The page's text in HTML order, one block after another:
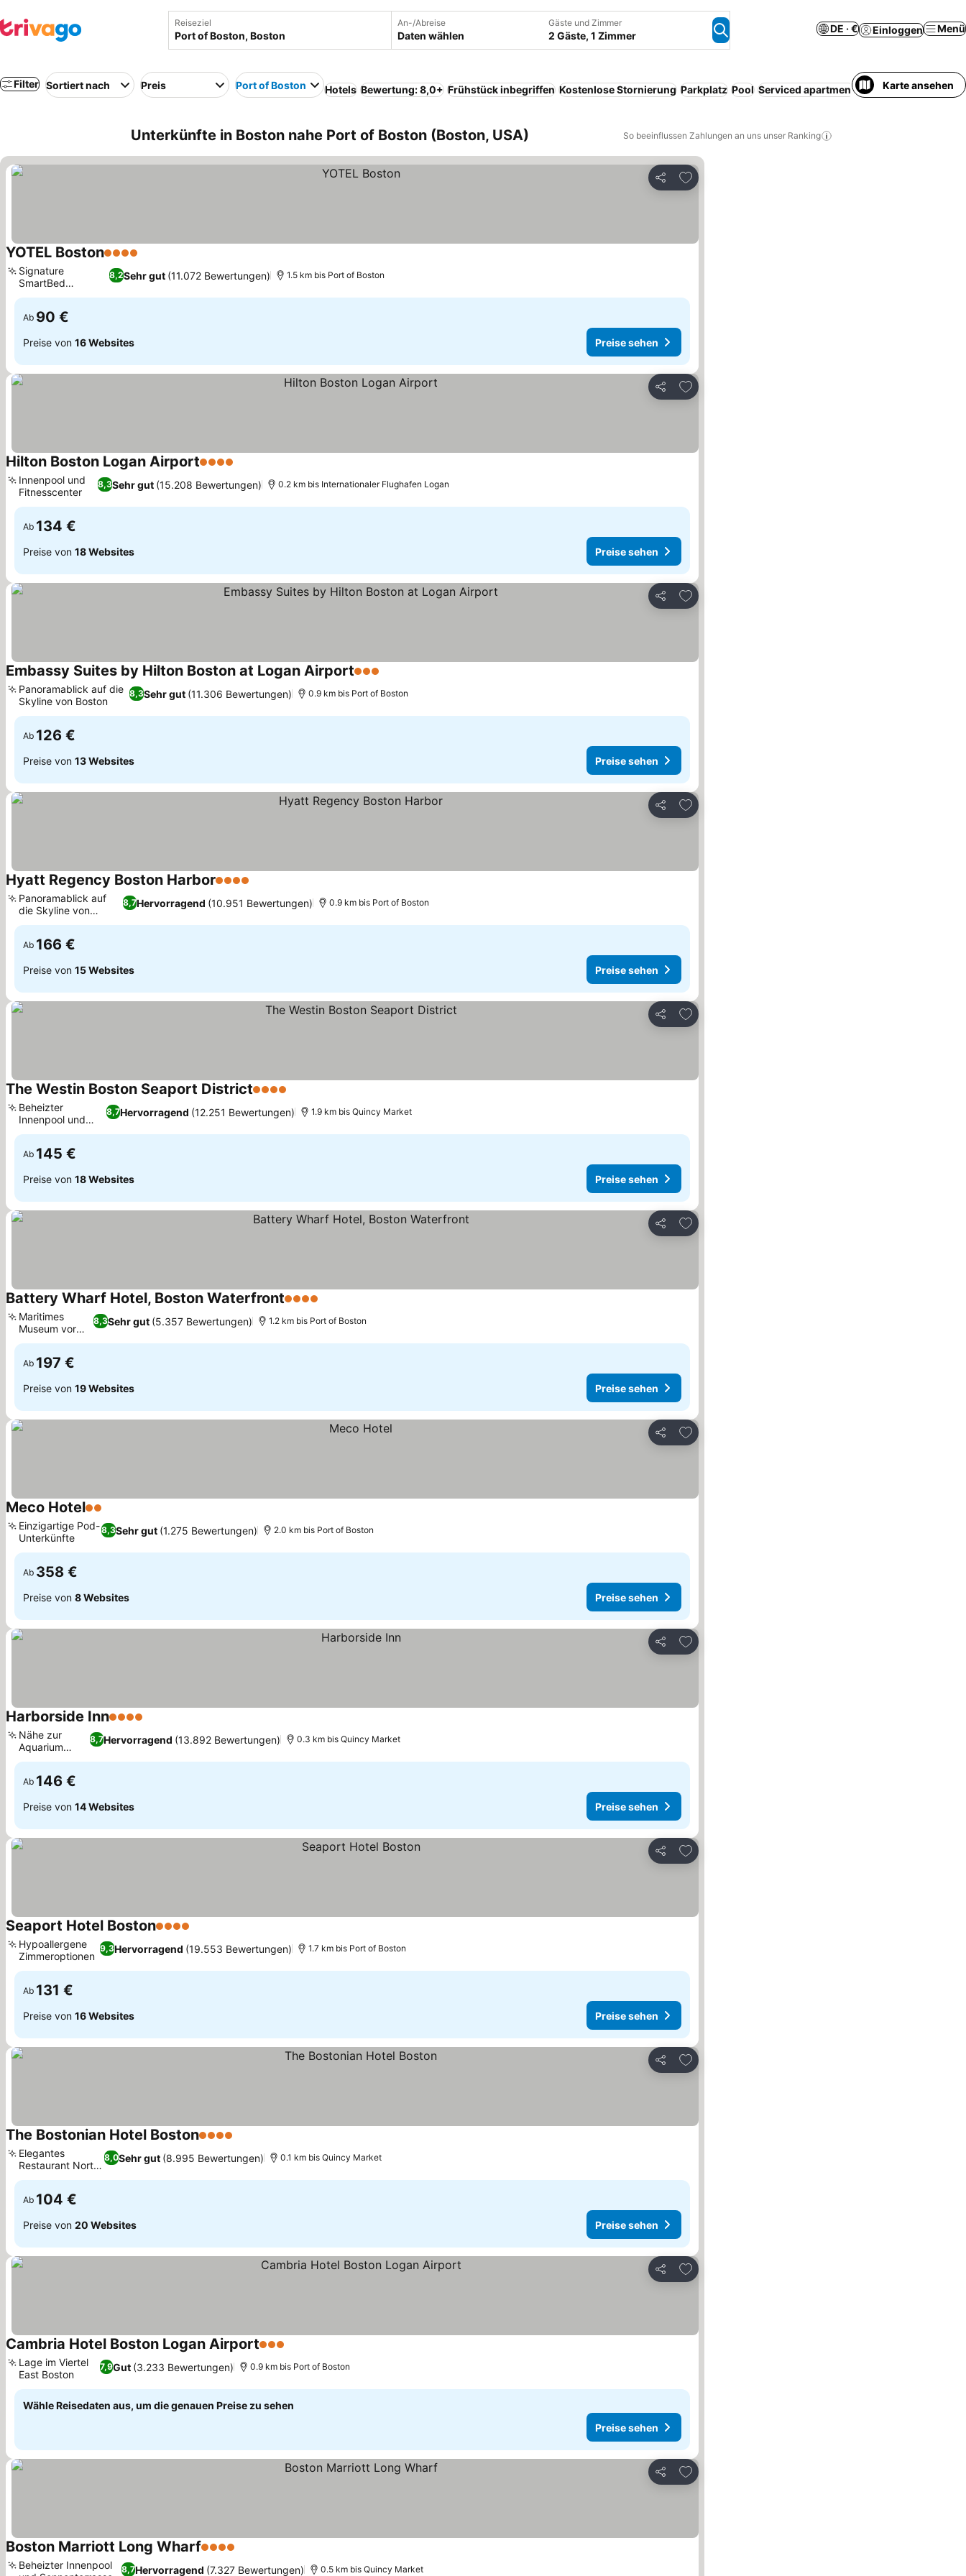
Reiseziel An-/Abreise
Daten wählen
Gäste und Zimmer
2 Gäste, 1 Zimmer
DE · € Einloggen Menü
Filter Sortiert nach Preis Port of Boston Hotels Bewertung: 8,0+ Frühstück inbegriffen Kostenlose Stornierung Parkplatz Pool Serviced apartment Flughafen-Shuttle
Karte ansehen
Unterkünfte in Boston nahe Port of Boston (Boston, USA) So beeinflussen Zahlungen an uns unser Ranking
Teilen
Zu Favoriten hinzufügen
YOTEL Boston4 Sterne
8,2Sehr gut (11.072 Bewertungen)
Signature
SmartBed
Technologie
1.5 km bis Port of Boston
Ab 90 €
Preise von 16 Websites Preise sehen
Teilen
Zu Favoriten hinzufügen
Hilton Boston Logan Airport4 Sterne
8,3Sehr gut (15.208 Bewertungen)
Innenpool und
Fitnesscenter
0.2 km bis Internationaler Flughafen Logan
Ab 134 €
Preise von 18 Websites Preise sehen
Teilen
Zu Favoriten hinzufügen
Embassy Suites by Hilton Boston at Logan Airport3 Sterne
8,3Sehr gut (11.306 Bewertungen)
Panoramablick auf die
Skyline von Boston
0.9 km bis Port of Boston
Ab 126 €
Preise von 13 Websites Preise sehen
Teilen
Zu Favoriten hinzufügen
Hyatt Regency Boston Harbor4 Sterne
8,7Hervorragend (10.951 Bewertungen)
Panoramablick auf
die Skyline von
Boston
0.9 km bis Port of Boston
Ab 166 €
Preise von 15 Websites Preise sehen
Teilen
Zu Favoriten hinzufügen
The Westin Boston Seaport District4 Sterne
8,7Hervorragend (12.251 Bewertungen)
Beheizter
Innenpool und
Whirlpool
1.9 km bis Quincy Market
Ab 145 €
Preise von 18 Websites Preise sehen
Teilen
Zu Favoriten hinzufügen
Battery Wharf Hotel, Boston Waterfront4 Sterne
8,3Sehr gut (5.357 Bewertungen)
Maritimes
Museum vor
Ort
1.2 km bis Port of Boston
Ab 197 €
Preise von 19 Websites Preise sehen
Teilen
Zu Favoriten hinzufügen
Meco Hotel2 Sterne
8,3Sehr gut (1.275 Bewertungen)
Einzigartige Pod-
Unterkünfte
2.0 km bis Port of Boston
Ab 358 €
Preise von 8 Websites Preise sehen
Teilen
Zu Favoriten hinzufügen
Harborside Inn4 Sterne
8,7Hervorragend (13.892 Bewertungen)
Nähe zur
Aquarium
Station
0.3 km bis Quincy Market
Ab 146 €
Preise von 14 Websites Preise sehen
Teilen
Zu Favoriten hinzufügen
Seaport Hotel Boston4 Sterne
9,3Hervorragend (19.553 Bewertungen)
Hypoallergene
Zimmeroptionen
1.7 km bis Port of Boston
Ab 131 €
Preise von 16 Websites Preise sehen
Teilen
Zu Favoriten hinzufügen
The Bostonian Hotel Boston4 Sterne
8,0Sehr gut (8.995 Bewertungen)
Elegantes
Restaurant North
26
0.1 km bis Quincy Market
Ab 104 €
Preise von 20 Websites Preise sehen
Teilen
Zu Favoriten hinzufügen
Cambria Hotel Boston Logan Airport3 Sterne
7,9Gut (3.233 Bewertungen)
Lage im Viertel
East Boston
0.9 km bis Port of Boston
Wähle Reisedaten aus, um die genauen Preise zu sehen
Preise sehen
Teilen
Zu Favoriten hinzufügen
Boston Marriott Long Wharf4 Sterne
8,7Hervorragend (7.327 Bewertungen)
Beheizter Innenpool
0.5 km bis Quincy Market